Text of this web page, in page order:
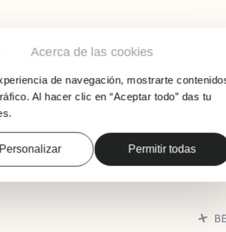
Acerca de las cookies
de navegación, mostrarte
Al hacer clic en “Aceptar todo” das tu
Personalizar Permitir todas
olerki-kluba, José Hierro autorearen